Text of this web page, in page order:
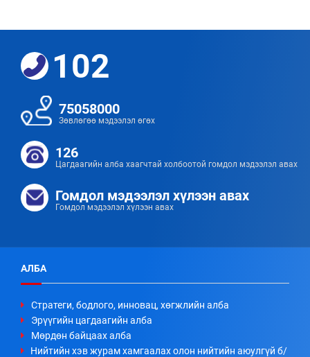
102
75058000
Зөвлөгөө мэдээлэл өгөх
126
Цагдаагийн алба хаагчтай холбоотой гомдол мэдээлэл авах
Гомдол мэдээлэл хүлээн авах
Гомдол мэдээлэл хүлээн авах
АЛБА
Стратеги, бодлого, инновац, хөгжлийн алба
Эрүүгийн цагдаагийн алба
Мөрдөн байцаах алба
Нийтийн хэв журам хамгаалах олон нийтийн аюулгүй б/